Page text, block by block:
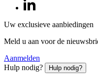
Uw exclusieve aanbiedingen
Meld u aan voor de
Aanmelden
Hulp nodig?
Hulp nodig?